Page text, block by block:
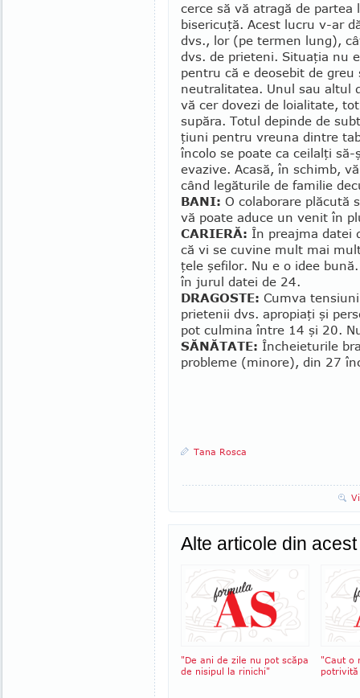
cerce să vă atragă de partea
bisericuţă. Acest lucru v-ar
dvs., lor (pe termen lung),
dvs. de prieteni. Situaţia nu
pentru că e deosebit de greu
neutralitatea. Unul sau altul
vă cer dovezi de loialitate,
supăra. Totul de­pin­de de
ţiuni pentru vreuna dintre
încolo se poate ca ceilalţi
evazive. Acasă, în schimb,
când legăturile de familie
BANI: O colaborare plăcută
vă poate adu­ce un venit în
CARIERĂ: În preajma datei
că vi se cuvine mult mai
ţele şefilor. Nu e o idee
în jurul datei de 24.
DRAGOSTE: Cumva
prietenii dvs. apro­piaţi şi
pot culmina între 14 şi 20.
SĂNĂTATE: Încheieturile
probleme (mi­no­re), din 27
Tana Rosca
Alte articole din
"De ani de zile nu pot scăpa
de nisipul la rinichi"
"Caut o